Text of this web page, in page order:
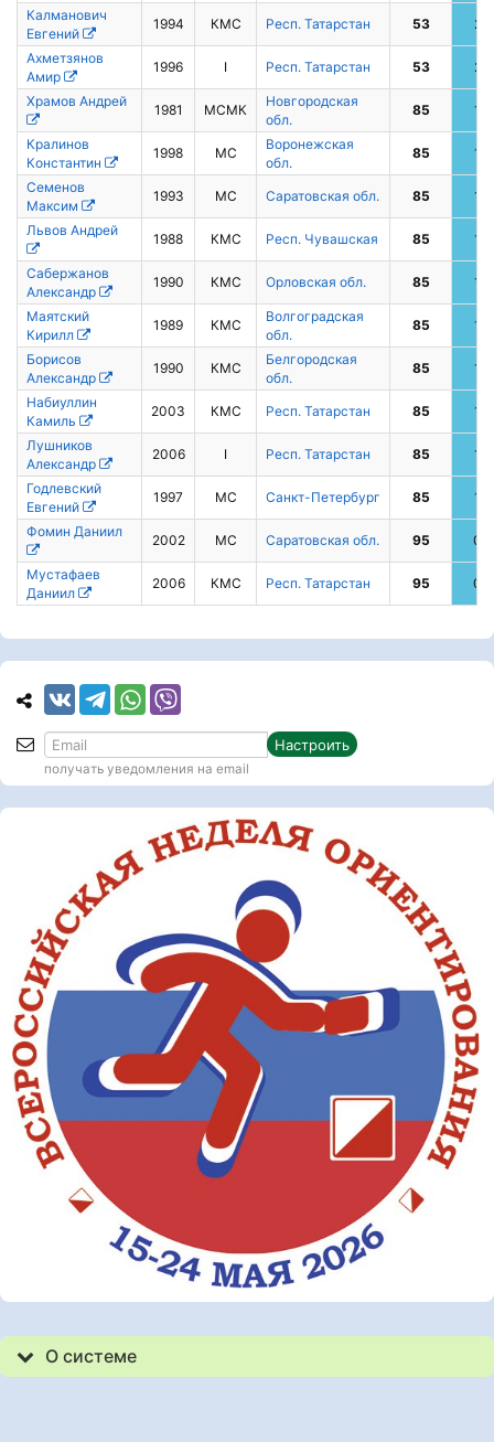
Калманович
Евгений
1994 КМС Респ. Татарстан 53 2
Ахметзянов
Амир
1996 I Респ. Татарстан 53 2
Храмов Андрей
1981 МСМК
Новгородская
обл.
85 1
Кралинов
Константин
1998 МС
Воронежская
обл.
85 1
Семенов
Максим
1993 МС Саратовская обл. 85 1
Львов Андрей
1988 КМС Респ. Чувашская 85 1
Сабержанов
Александр
1990 КМС Орловская обл. 85 1
Маятский
Кирилл
1989 КМС
Волгоградская
обл.
85 1
Борисов
Александр
1990 КМС
Белгородская
обл.
85 1
Набиуллин
Камиль
2003 КМС Респ. Татарстан 85 1
Лушников
Александр
2006 I Респ. Татарстан 85 1
Годлевский
Евгений
1997 МС Санкт-Петербург 85 1
Фомин Даниил
2002 МС Саратовская обл. 95 0
Мустафаев
Даниил
2006 КМС Респ. Татарстан 95 0
Настроить
получать уведомления на email
О системе